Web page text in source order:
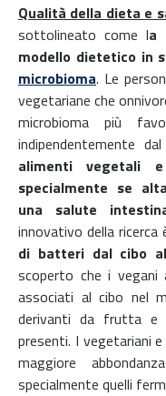
Qualità della dieta e
sottolineato come la
modello dietetico in
microbioma. Le
vegetariane che
microbioma più
indipendentemente
alimenti vegetali
specialmente se
una salute
innovativo della
di batteri dal cibo
scoperto che i vegani
associati al cibo nel
derivanti da frutta e
presenti. I vegetariani
maggiore
specialmente quelli